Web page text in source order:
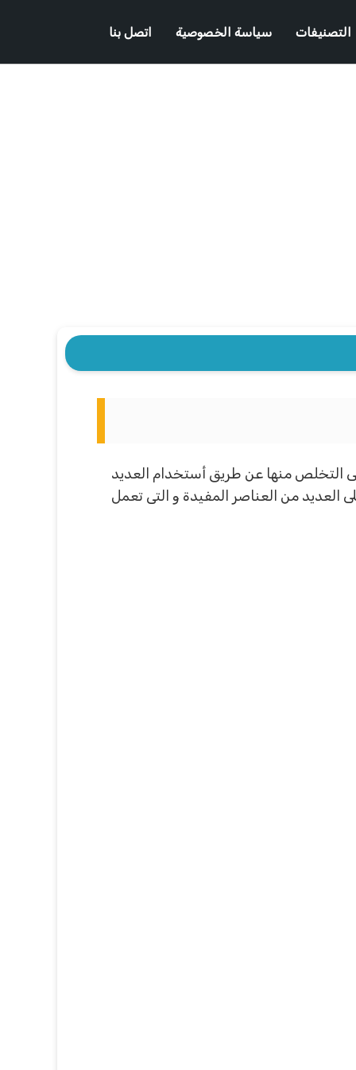
التصنيفات سياسة الخصوصية اتصل بنا
التخلص منها عن طريق أستخدام العديد
العديد من العناصر المفيدة و التى تعمل